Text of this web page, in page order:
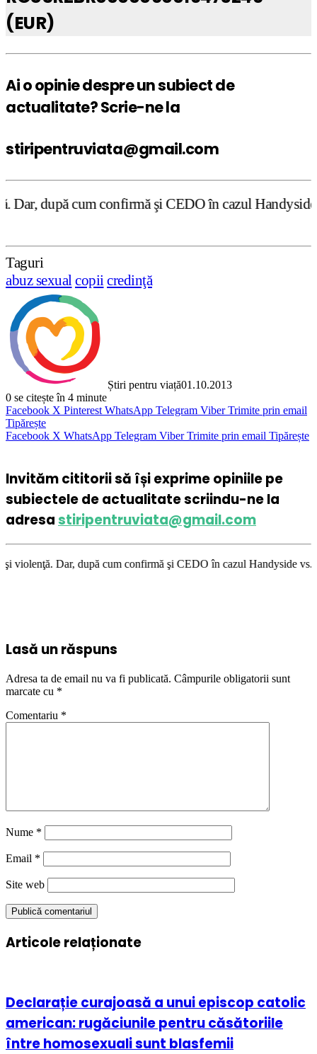
(EUR)
Ai o opinie despre un subiect de
actualitate? Scrie-ne la
stiripentruviata@gmail.com
şi CEDO în cazul Handyside vs. UK (para
Taguri
abuz sexualcopiicredinţă
Știri pentru viață01.10.2013
0 se citește în 4 minute
Facebook X Pinterest WhatsApp Telegram Viber Trimite prin email
Tipărește
Facebook X WhatsApp Telegram Viber Trimite prin email Tipărește
Invităm cititorii să își exprime opiniile pe
subiectele de actualitate scriindu-ne la
adresastiripentruviata@gmail.com
cum confirmă şi CEDO în cazul Handyside vs. UK (para 49),
Lasă un răspuns
Adresa ta de email nu va fi publicată. Câmpurile obligatorii sunt
marcate cu *
Comentariu *
Nume *
Email *
Site web
Articole relaționate
Declarație curajoasă a unui episcop catolic
american: rugăciunile pentru căsătoriile
între homosexuali sunt blasfemii